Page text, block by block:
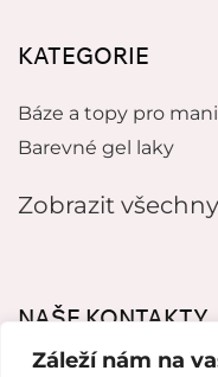
Záleží nám na
KATEGORIE
Báze a topy pro
Barevné gel laky
Zobrazit
NAŠE KONTAKTY